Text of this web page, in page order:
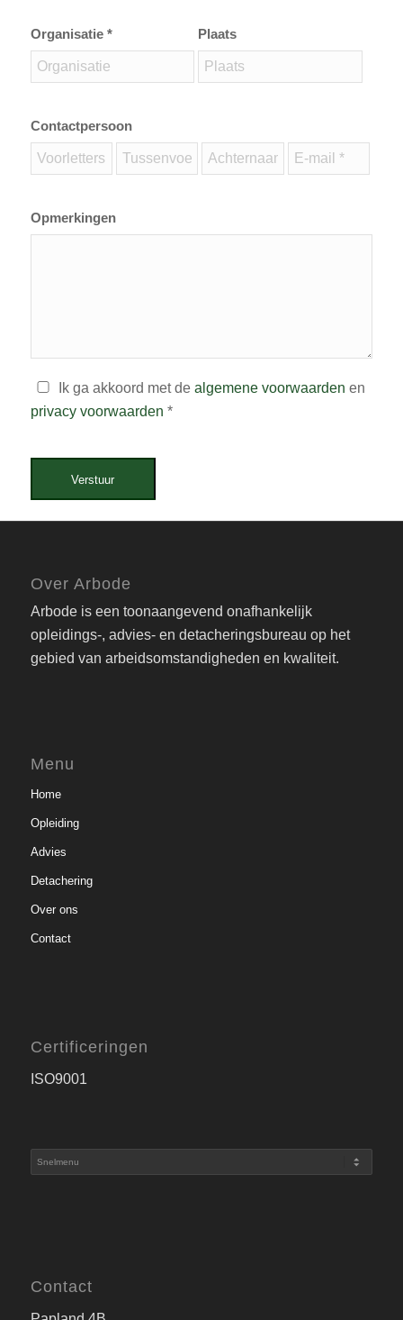
Organisatie * Plaats
Contactpersoon
Opmerkingen
Ik ga akkoord met de algemene voorwaarden en
privacy voorwaarden *
Verstuur
Over Arbode
Arbode is een toonaangevend onafhankelijk
opleidings-, advies- en detacheringsbureau op het
gebied van arbeidsomstandigheden en kwaliteit.
Menu
Home
Opleiding
Advies
Detachering
Over ons
Contact
Certificeringen
ISO9001
Contact